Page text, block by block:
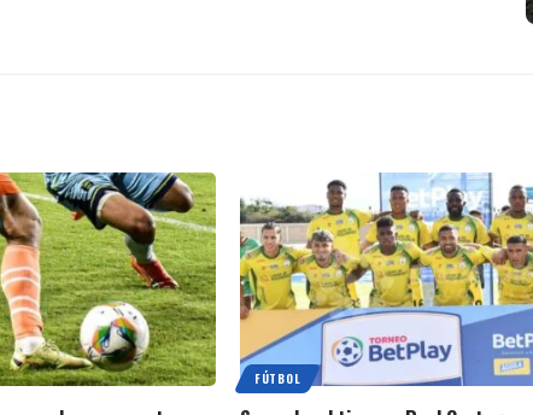
FÚTBOL